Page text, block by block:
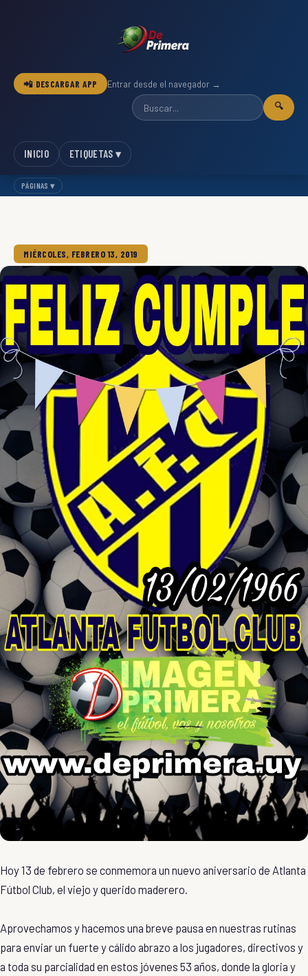
📲 DESCARGAR APP Entrar desde el navegador →
🔍
INICIO ETIQUETAS ▾
PÁGINAS ▾
MIÉRCOLES, FEBRERO 13, 2019
Hoy 13 de febrero se conmemora un nuevo aniversario de Atlanta
Fútbol Club, el viejo y querido maderero.
Aprovechamos y hacemos una breve pausa en nuestras rutinas
para enviar un fuerte y cálido abrazo a los jugadores, directivos y
a toda su parcialidad en estos jóvenes 53 años, donde la gloria y